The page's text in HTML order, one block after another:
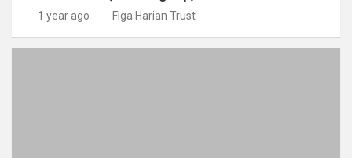
1 year ago Figa Harian Trust